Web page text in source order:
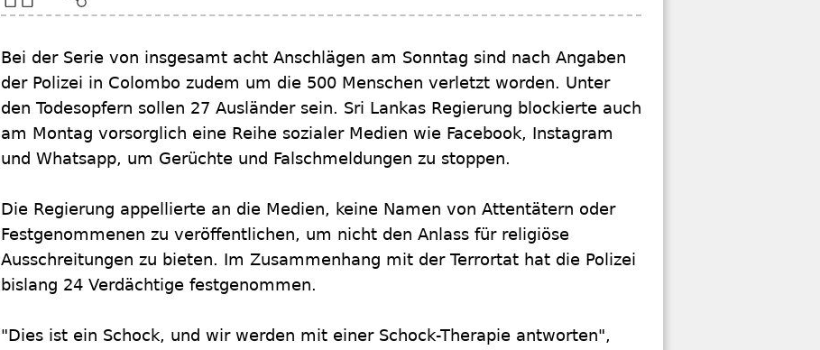
Bei der Serie von insgesamt acht Anschlägen am Sonntag sind nach Angaben
der Polizei in Colombo zudem um die 500 Menschen verletzt worden. Unter
den Todesopfern sollen 27 Ausländer sein. Sri Lankas Regierung blockierte auch
am Montag vorsorglich eine Reihe sozialer Medien wie Facebook, Instagram
und Whatsapp, um Gerüchte und Falschmeldungen zu stoppen.
Die Regierung appellierte an die Medien, keine Namen von Attentätern oder
Festgenommenen zu veröffentlichen, um nicht den Anlass für religiöse
Ausschreitungen zu bieten. Im Zusammenhang mit der Terrortat hat die Polizei
bislang 24 Verdächtige festgenommen.
"Dies ist ein Schock, und wir werden mit einer Schock-Therapie antworten",